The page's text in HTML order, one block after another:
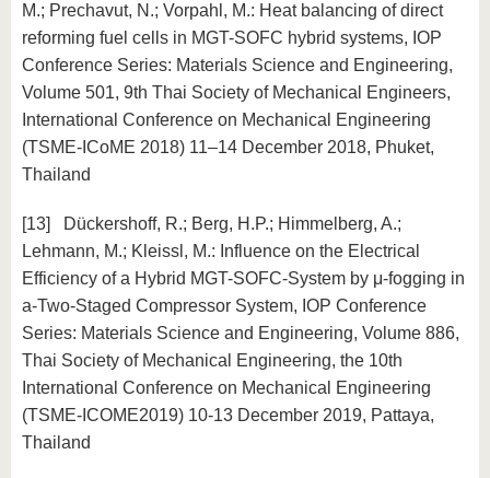
M.; Prechavut, N.; Vorpahl, M.: Heat balancing of direct
reforming fuel cells in MGT-SOFC hybrid systems, IOP
Conference Series: Materials Science and Engineering,
Volume 501, 9th Thai Society of Mechanical Engineers,
International Conference on Mechanical Engineering
(TSME-ICoME 2018) 11–14 December 2018, Phuket,
Thailand
[13] Dückershoff, R.; Berg, H.P.; Himmelberg, A.;
Lehmann, M.; Kleissl, M.: Influence on the Electrical
Efficiency of a Hybrid MGT-SOFC-System by μ-fogging in
a-Two-Staged Compressor System, IOP Conference
Series: Materials Science and Engineering, Volume 886,
Thai Society of Mechanical Engineering, the 10th
International Conference on Mechanical Engineering
(TSME-ICOME2019) 10-13 December 2019, Pattaya,
Thailand